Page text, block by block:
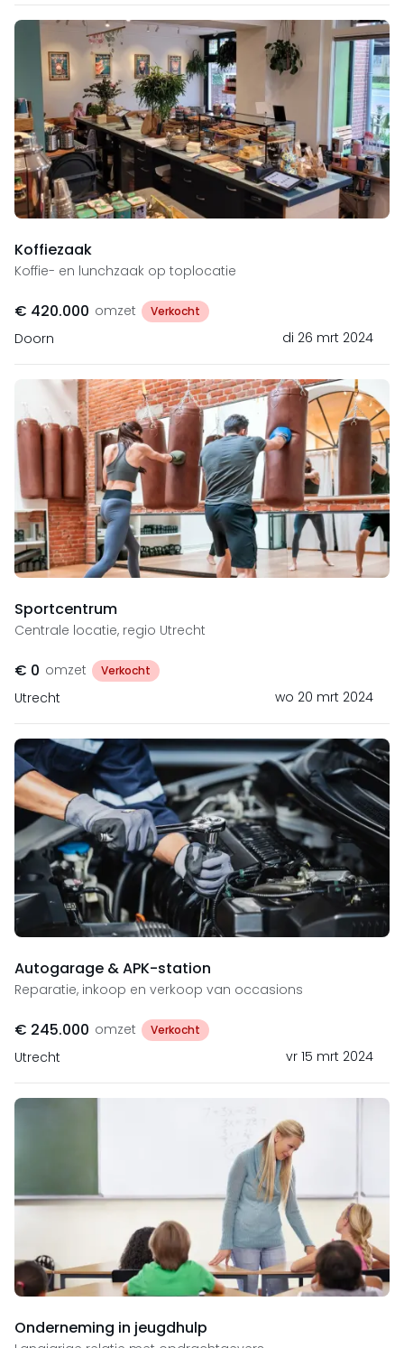
Koffiezaak
Koffie- en lunchzaak op toplocatie
€ 420.000 omzet Verkocht
Doorn di 26 mrt 2024
Sportcentrum
Centrale locatie, regio Utrecht
€ 0 omzet Verkocht
Utrecht wo 20 mrt 2024
Autogarage & APK-station
Reparatie, inkoop en verkoop van occasions
€ 245.000 omzet Verkocht
Utrecht vr 15 mrt 2024
Onderneming in jeugdhulp